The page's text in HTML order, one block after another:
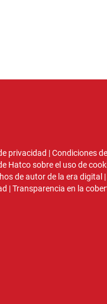
privacidad |Condiciones
Hatco sobre el uso de
de autor de la era digital |
|Transparencia en la